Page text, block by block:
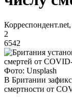
2
6542
Фото: Unsplash
В Британии
смертности от